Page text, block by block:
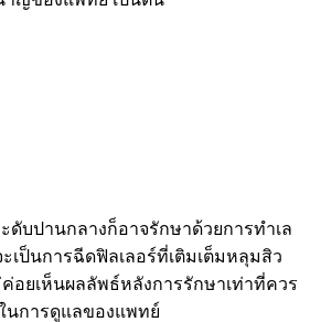
บปานกลางก็อาจรักษาด้วยการทำเล
ป็นการฉีดฟิลเลอร์ที่เติมเต็มหลุมสิว
อยเห็นผลลัพธ์หลังการรักษาเท่าที่ควร
นการดูแลของแพทย์